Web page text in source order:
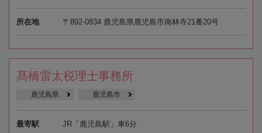
所在地 〒892-0834 鹿児島県鹿児島市南林寺21番20号
髙橋雷太税理士事務所
鹿児島県 鹿児島市
最寄駅 JR「鹿児島駅」車6分